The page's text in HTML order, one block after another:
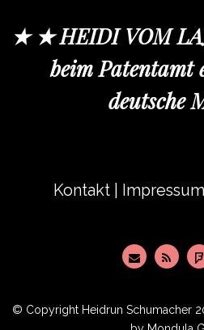
★ ★ HEIDI VOM
beim Patentamt
deutsche
Kontakt Impressum
© Copyright Heidrun Schumacher